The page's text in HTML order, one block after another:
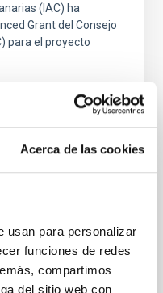
Acerca de las cookies
usan para personalizar
funciones de redes
compartimos
del sitio web con
(IAC) ha
Grant del Consejo
para el proyecto
sobre las
Horizonte